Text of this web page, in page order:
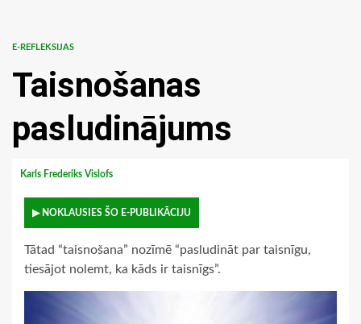
E-REFLEKSIJAS
Taisnošanas
pasludinājums
Karls Frederiks Vislofs
▶ NOKLAUSIES ŠO E-PUBLIKĀCIJU
Tātad “taisnošana” nozīmē “pasludināt par taisnīgu,
tiesājot nolemt, ka kāds ir taisnīgs”.